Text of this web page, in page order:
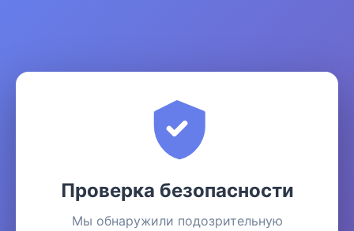
Проверка безопасности
Мы обнаружили подозрительную